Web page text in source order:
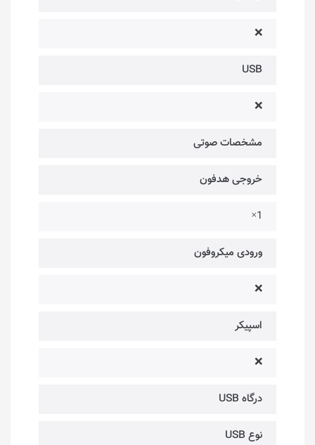
❌
USB
❌
مشخصات صوتی
خروجی هدفون
1×
ورودی میکروفون
❌
اسپیکر
❌
درگاه USB
نوع USB